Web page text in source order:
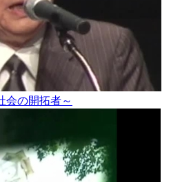
会の開拓者～